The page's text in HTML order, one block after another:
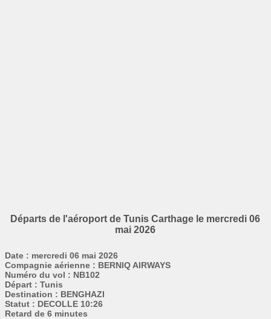
Départs de l'aéroport de Tunis Carthage le mercredi 06
mai 2026
Date : mercredi 06 mai 2026
Compagnie aérienne : BERNIQ AIRWAYS
Numéro du vol : NB102
Départ : Tunis
Destination : BENGHAZI
Statut : DECOLLE 10:26
Retard de 6 minutes